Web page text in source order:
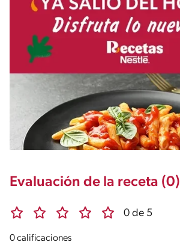
Evaluación de la receta (0)
0 de 5
0 calificaciones